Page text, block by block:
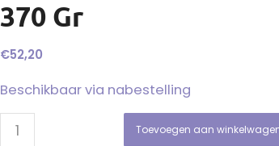
370 Gr
€52,20
Beschikbaar via nabestelling
Toevoegen aan